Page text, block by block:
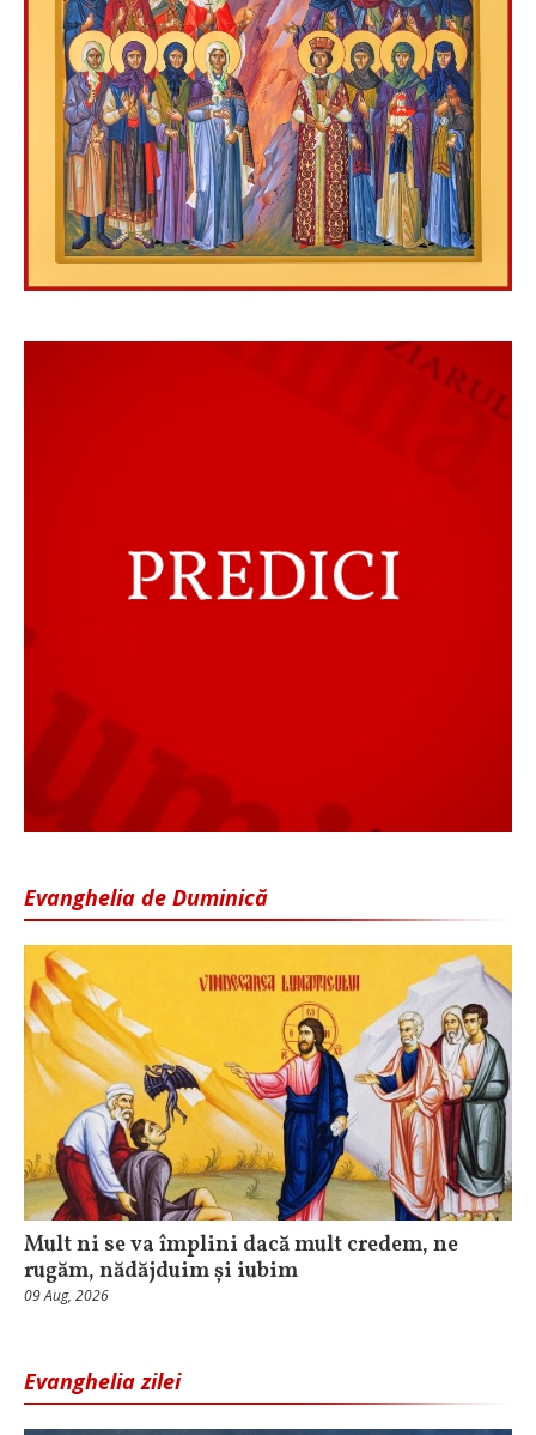
Evanghelia de Duminică
Mult ni se va împlini dacă mult credem, ne
rugăm, nădăjduim și iubim
09 Aug, 2026
Evanghelia zilei